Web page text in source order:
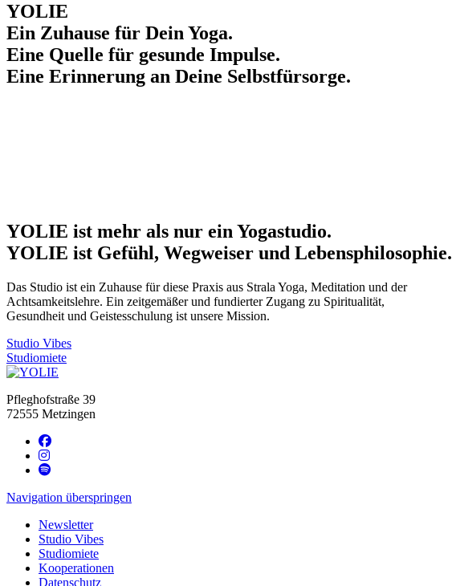
YOLIE
Ein Zuhause für Dein Yoga.
Eine Quelle für gesunde Impulse.
Eine Erinnerung an Deine Selbstfürsorge.
YOLIE ist mehr als nur ein Yogastudio.
YOLIE ist Gefühl, Wegweiser und Lebensphilosophie.
Das Studio ist ein Zuhause für diese Praxis aus Strala Yoga, Meditation und der
Achtsamkeitslehre. Ein zeitgemäßer und fundierter Zugang zu Spiritualität,
Gesundheit und Geistesschulung ist unsere Mission.
Studio Vibes
Studiomiete
Pfleghofstraße 39
72555 Metzingen
Navigation überspringen
Newsletter
Studio Vibes
Studiomiete
Kooperationen
Datenschutz